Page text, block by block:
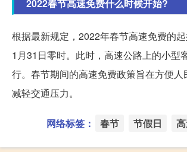
2022春节高速免费什么时候开始?
根据最新规定，2022年春节高速免费的
1月31日零时。此时，高速公路上的小型
行。春节期间的高速免费政策旨在方便人
减轻交通压力。
网络标签： 春节 节假日